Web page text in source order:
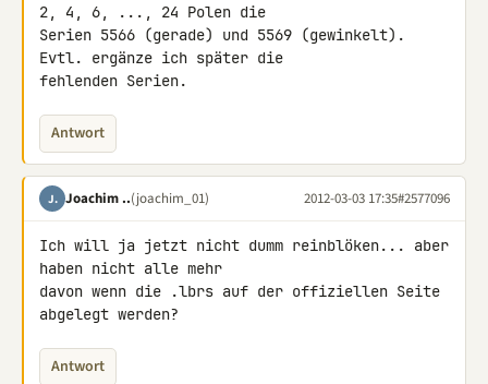
2, 4, 6, ..., 24 Polen die
Serien 5566 (gerade) und 5569 (gewinkelt).
Evtl. ergänze ich später die
fehlenden Serien.
Antwort
J. Joachim ..(joachim_01) 2012-03-03 17:35#2577096
Ich will ja jetzt nicht dumm reinblöken... aber
haben nicht alle mehr
davon wenn die .lbrs auf der offiziellen Seite
abgelegt werden?
Antwort